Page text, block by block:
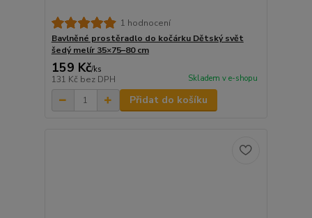
1 hodnocení
Bavlněné prostěradlo do kočárku Dětský svět
šedý melír 35×75–80 cm
159 Kč/ks
131 Kč bez DPH Skladem v e-shopu
Přidat do košíku